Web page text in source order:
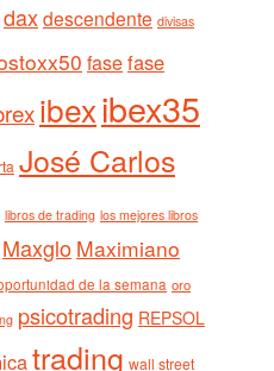
daxdescendente divisas
fasefase
ibexibex35
José Carlos
libros de trading los mejores libros
Maxglo Maximiano
de la semana oro
psicotrading REPSOL
trading wall street